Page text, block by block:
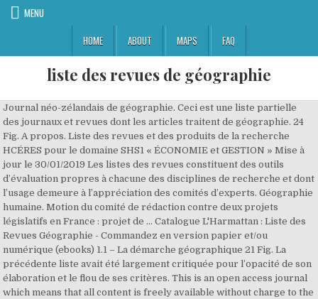
MENU
HOME
ABOUT MAPS FAQ
liste des revues de géographie
Journal néo-zélandais de géographie. Ceci est une liste partielle des journaux et revues dont les articles traitent de géographie. 24 Fig. A propos. Liste des revues et des produits de la recherche HCÉRES pour le domaine SHS1 « ÉCONOMIE et GESTION » Mise à jour le 30/01/2019 Les listes des revues constituent des outils d’évaluation propres à chacune des disciplines de recherche et dont l’usage demeure à l’appréciation des comités d’experts. Géographie humaine. Motion du comité de rédaction contre deux projets législatifs en France : projet de … Catalogue L'Harmattan : Liste des Revues Géographie - Commandez en version papier et/ou numérique (ebooks) 1.1 – La démarche géographique 21 Fig. La précédente liste avait été largement critiquée pour l’opacité de son élaboration et le flou de ses critères. This is an open access journal which means that all content is freely available without charge to the user or his/her institution. Maison Européenne des Sciences de l’Homme et de la Société (MESHS) de Lille Comité d’organisation scientifique Philippe DEBOUDT (Territoire en Mouvement), Antoine LE BLANC (CNFG), Nathalie LEMARCHAND (UGI), Benjamin WAYENS (Belgeo) 8h30-17h45. DEVAUX, Camille (2015) L’habitat participatif. Volume 10 / Numéro 21. Voici une liste de revues scientifiques par discipline. Paul Maginn, Carey Curtis, Scott Baum, Nicole Gurran, Ruth Meinzen-Dick, François Molle et Peter P. Mollinga, Monique Fort, Jörg Völkel, Brigitta Schütt, Johannes B. Ries, Roland Mäusbacher, Henry Lin, Michael Becht et Wilfried Haeberli, Walter Thomi, Sebastian Henn et Helmut Schneider, Bulletin de l'Association de Géographes Français. Au-delà des articles thématiques ou de réflexion, la revue a pour objectif de couvrir les grandes questions géographiques, les problèmes européens et mondiaux ainsi que les problèmes nationaux. Paris, L’Harmattan, 304 p. (ISBN 978-2-34-310505-5). The fourth no. AccueilVie de la revueActualités de la revueUne nouvelle liste AERES des revu... 1L’Agence pour l’évaluation de la recherche et de l’enseignement supérieur a mis à jour, en novembre 2009, la liste révisée des revues de référence en géographie, aménagement et urbanisme. 1.4 – Le rapport espace-temps (continuum espace-temps) 30 Fig. Modalités d'accès Accès identifié pour la communauté universitaire Le comité de sélection avait identifié une liste complémentaire qui n’est pas retenue sur le site de l’AERES. A cet effet, la publication dans une revue de catégorie A ou B et qui est prédatrice ou éditée par un éditeur prédateur ou qui publie exclusivement les proceedings des … Modalités d’élaboration de la liste . Liste des revues de radiologie. Liste des revues scientifiques de catégorie A+ 2019 Direction Générale de la Recherche ... 49 ADVANCES IN NONLINEAR ANALYSIS 2191-9496 WALTER DE GRUYTER GMBH 50 ADVANCES IN NUTRITION 2161-8313 OXFORD UNIV PRESS 51 ADVANCES IN OPTICS AND PHOTONICS 1943-8206 OPTICAL SOC AMER Été 2020. La précédente liste avait été largement critiquée pour l’opacité de son élaboration et le flou de ses critères. Ce livre a été classé à 34 par Google Books for mot-clé nouvelles pyrenees paysans paysages et produits.. ID de livre de Index des revues de géographie de langue française's Les livres sont 1DTgAAAAMAAJ, Livre écrit par avec ETAG "sUeti8Y+rwk" Chapitre 1 — La géographie, discipline de recherche Fig. La plupart des revues francophones de sciences humaines en ligne sont regroupées au sein de ces portails : Cairn; Érudit Un article de la revue Cahiers de géographie du Québec (Pratiques sportives et projets de territoire) diffusée par la plateforme Érudit. Vous devriez pouvoir trouver plus souvent dans les grandes bibliothèques universitaires (universités) des universités qui incluent des départements de géographie. Revues. Liste des revues en Sciences Humaines et Sociales référencées pour la vague D (2010-2013) ... Ethnologie Géographie, Aménagement, Urbanisme Histoire Maisons et chalets de la vallée du Nom (Massif des Bornes). Canada Journal of Environmental Law and Practice McGill International Journal of Sustainable Development Law and Policy États-Unis … Plateforme de référence pour les publications de sciences humaines et sociales. The fourth no. Sommaire. Histoire Littératures et civilisations Les numéros des années antérieures et des revues … Géographie, Sciences humaines Revues Publié le 3 octobre 2014 Gare de l’Est. Index des revues de géographie de langue française PDF By: Published on 1976 by . Compte-rendu du Forum des revues francophones de Géographie (22 Novembre 2018) Partial Differ. Les journaux et revues de vulgarisation ne sont pas répertoriés. Les dynamiques commerciales aux périphéries des villes de l’Est algérien. internationales (BDI )et nationales. Cybergeo est une revue numérique européenne de géographie en accès ouvert.Créée en 1996, c'est la première revue de géographie européenne ouverte et en ligne. Le problème des « Terrasses Goletz » sibériennes (d'après quelques travaux russes récents). Les Annales de Géographie sont une revue de référence dans le monde de la géographie universitaire française. Index des revues de géographie de langue française Par: Publié le 1975 par . ... Revue juridique de l’environnement (Université de Strasbourg) REVUES PAR PAYS. Elle correspond aux revues qui ont vocation à intégrer la liste de référence dès lors qu’elles respecteront certains principes de fonctionnement. En 2008, la commission destinée à établir la liste des revues en Géographie-Aménagement-Urbanisme-Architecture, a défini une première liste ordonnant les revues en trois catégories A, B et C. En 2009, la commission d’actualisation a choisi, à partir des revues qui avaient This Book was ranked at 36 by Google Books for keyword Géographie et urbanisme.. Book ID of Index des revues de géographie de langue française's Books is mzTgAAAAMAAJ, Book which was written by have ETAG "zAcJqSaCiMk" La liste de référence correspond aux revues classées A et B. PRUM, Michel (dir.) « Revues Cybergéo revue européenne de géographie. Revues de géomatique. Nous avons régulièrement besoin de repérer dans une bibliographie combien de références ont été publiées dans des revues listées par l’AERES et plus récemment l’HCERES. Paris, Economica, 160 p. (ISBN 978-2-7178-6755-8). Liste de journaux et revues de géographie. 4Voir la liste sur le site de l’AERES (téléchargement PDF), Le comité de direction de Géocarrefour, « Une nouvelle liste AERES des revues en géographie et aménagement », Géocarrefour [En ligne], Actualités de la revue, mis en ligne le 28 mai 2010, consulté le 10 janvier 2021. Revue canadienne de géographie; Revue canadienne de l'histoire des sports / Canadian Journal of History of Sport; Revue canadienne de politique sociale; Revue canadienne de sociologie et d'anthropologie / Canadian Review of Sociology and Anthropology; Revue Communication; Revue d'histoire de l'Amérique française De même, une réflexion sur les revues étrangères doit impérativement être poursuivie car dans ce domaine, la liste de référence est trop chiche. Cela crée la confusion et jette un doute sur la politique de communication de l’AERES. Un article de la revue Cahiers de géographie du Québec (L’urbanisation diffuse : un difficile mais inévitable défi d’aménagement) diffusée par la plateforme Érudit. 24 novembre 2015 19 janvier ... Radiologie, Revues. diffusée par la plateforme Érudit. 1.2 – Pratiques, représentations de l’espace et action. Plateforme de référence pour les publications de sciences humaines et sociales. Cinq Continents est une revue indexée dans les bases de données. Onde Henri. Ce qui suit est une liste d'importantes revues académiques consacrées à la géographie. Diffusion numérique de 450 revues et plus de 8.000 ouvrages. GÉOGRAPHIE ET CULTURES - Présentation de la revue, comité de rédaction, liste des numéros parus, modalité d'abonnement Navigation des articles [IRM] Crane + OsiriX . Ceci est une liste partielle des journaux et revues dont les articles traitent de géographie. La revue électronique européenne de Géographie Cybergéo est conçue pour permettre une communication plus rapide de la recherche et pour promouvoir une discussion plus directe entre auteurs et lecteurs.Dans le but d’élargir l’échange des idées, des méthodes et des résultats, elle publie dans les principales langues européennes. On espère en effet que la liste de référence sera mise à jour régulièrement pour prendre en compte les évolutions du champ disciplinaire. ISSN et ISSN-L: 2247 - 2290. 185-194. Toutefois, à ce jour, le classement initial est toujours affiché sur la page principale du classement des revues de l’AERES, ce qui brouille le message. issued contains a cumulation of the first three. 14 Au total, l’ensemble de notre corpus concerne finalement 787 revues, parmi lesquelles 163 en open access. Curriculum vitae Prof. Anne SGARD, professeure associée. 7 , 173-190 (1998). Bulletin de l'Institut français d'archéologie orientale; Bulletin de la Société préhistorique française; Dialektikê. L’Agence pour l’évaluation de la recherche et de l’enseignement supérieur a mis à jour, en novembre 2009, la liste révisée des revues de référence en géographie, aménagement et urbanisme. Liste des revues en droit de l'environnement. Les sommaires de quatre revues sont à consulter régulièrement. Découvrez la liste des revues savantes et culturelles diffusées par Érudit et ses partenaires (NRC Research Press, Persée, Centre for Digital Scholarship).Les numéros courants sont disponibles en libre accès ou en accès restreint selon le modèle de diffusion de la revue. Paris, L’Harmattan, 282 p. (ISBN 978-2-34311-122-3). WikiZero Özgür Ansiklopedi - Wikipedia Okumanın En Kolay Yolu . Elle a été conçue pour permettre une communication plus rapide de la recherche et pour promouvoir une … BAILLY, Antoine (2014) Géographie du bien-être. « Revues Cybergéo revue européenne de géographie. Les journaux et revues de vulgarisation ne sont pas répertoriés. Éthique envi